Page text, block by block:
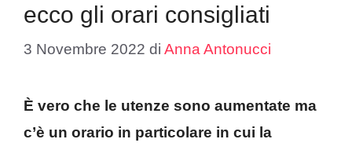
ecco gli orari consigliati
3 Novembre 2022 di Anna Antonucci
È vero che le utenze sono aumentate ma
c’è un orario in particolare in cui la